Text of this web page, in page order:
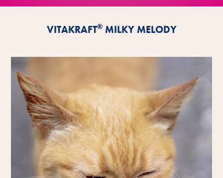
VITAKRAFT®MILKY MELODY